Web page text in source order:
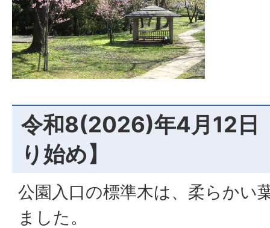
令和8(2026)年4月12日
り始め】
公園入口の標準木は、柔らかい
ました。